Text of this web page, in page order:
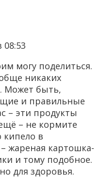
08:53
могу поделиться.
никаких
Может быть,
и правильные
– эти продукты
– не кормите
кипело в
жареная картошка-
и тому подобное.
для здоровья.